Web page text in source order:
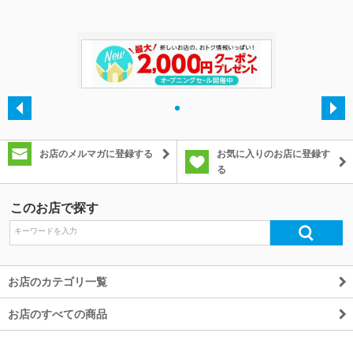
お店のメルマガに登録する
お気に入りのお店に登録す
る
このお店で探す
お店のカテゴリ一覧
お店のすべての商品
サンキュー配送対象 レビューキャンペーン
キーワード
除外ワード